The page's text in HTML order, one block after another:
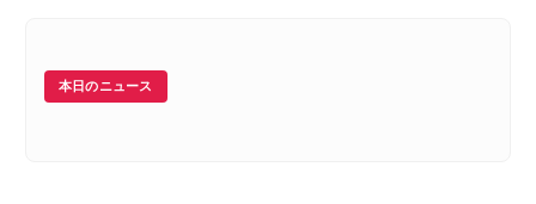
本日のニュース